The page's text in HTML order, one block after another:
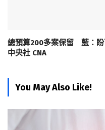
總預算200多案保留 藍：盼
中央社 CNA
You May Also Like!